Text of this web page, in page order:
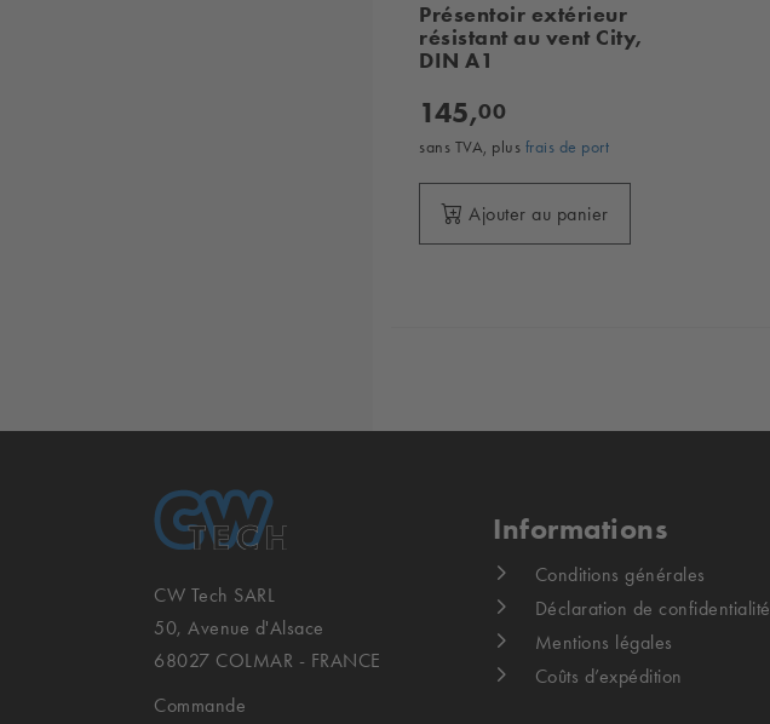
Présentoir extérieur
résistant au vent City,
DIN A1
145,00
sans TVA, plus frais de port
Ajouter au panier
CW Tech SARL
50, Avenue d'Alsace
68027 COLMAR - FRANCE
Commande
Informations
Conditions générales
Déclaration de confidentialité
Mentions légales
Coûts d’expédition